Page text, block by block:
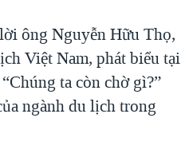
ông Nguyễn Hữu Thọ,
Việt Nam, phát biểu tại
ta còn chờ gì?”
ngành du lịch trong